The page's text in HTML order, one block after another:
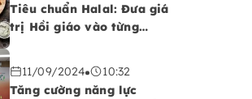
Tiêu chuẩn Halal: Đưa giá
trị Hồi giáo vào từng
11/09/2024
10:32
Tăng cường năng lực